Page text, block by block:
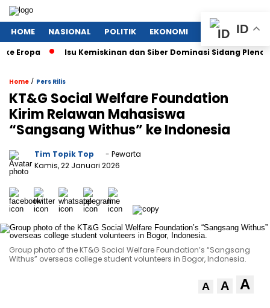
HOME NASIONAL POLITIK EKONOMI MEGAPOLITAN
Isu Kemiskinan dan Siber Dominasi Sidang Pleno KTT
Home / Pers Rilis
KT&G Social Welfare Foundation
Kirim Relawan Mahasiswa
“Sangsang Withus” ke Indonesia
Tim Topik Top
- Pewarta
Kamis, 22 Januari 2026
Group photo of the KT&G Social Welfare Foundation’s “Sangsang
Withus” overseas college student volunteers in Bogor, Indonesia.
A A A
ID